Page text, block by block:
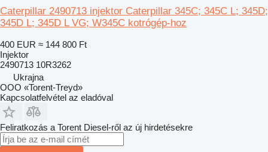
Caterpillar 2490713 injektor Caterpillar 345C; 345C L; 345D;
345D L; 345D L VG; W345C kotrógép-hoz
400 EUR ≈ 144 800 Ft
Injektor
2490713 10R3262
Ukrajna
OOO «Torent-Treyd»
Kapcsolatfelvétel az eladóval
Feliratkozás a Torent Diesel-ről az új hirdetésekre